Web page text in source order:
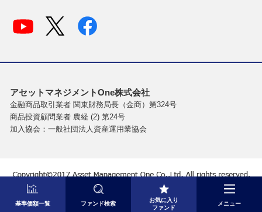
基準価額一覧 ファンド検索
お気に入り
ファンド
メニュー
アセットマネジメントOne株式会社
金融商品取引業者 関東財務局長（金商）第324号
商品投資顧問業者 農経 (2) 第24号
加入協会：一般社団法人資産運用業協会